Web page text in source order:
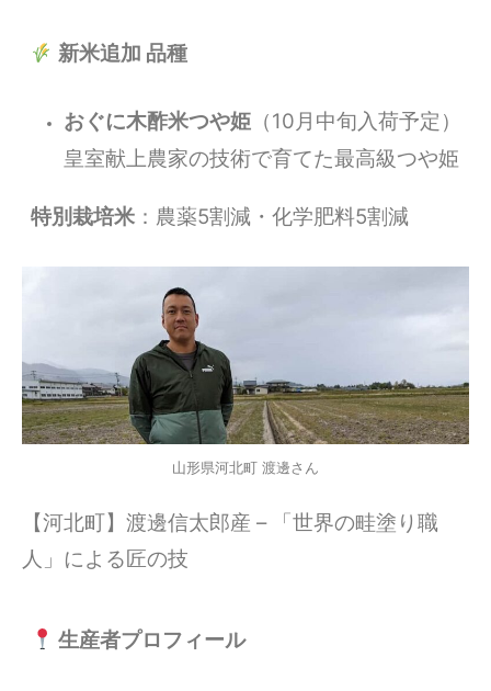
新米追加 品種
おぐに木酢米つや姫 （10月中旬入荷予定）
皇室献上農家の技術で育てた最高級つや姫
特別栽培米 ：農薬5割減・化学肥料5割減
山形県河北町 渡邊さん
【河北町】渡邊信太郎産 – 「世界の畦塗り職
人」による匠の技
生産者プロフィール